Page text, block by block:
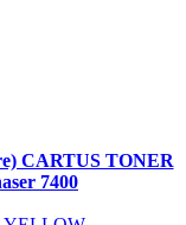
CARTUS TONER
7400